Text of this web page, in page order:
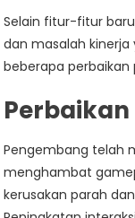
Selain fitur-fitur
dan masalah kinerja
beberapa perbaikan
Perbaikan
Pengembang telah
menghambat
kerusakan parah